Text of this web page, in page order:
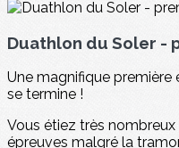
Duathlon du Soler -
Une magnifique première
se termine !
Vous étiez très
épreuves malgré la